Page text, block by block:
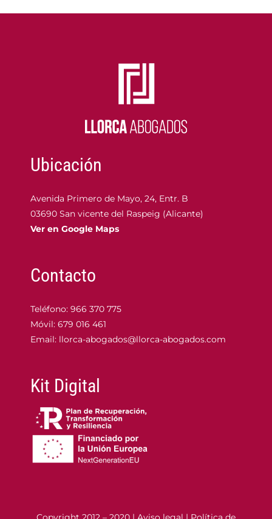
acarrean
Ubicación
Avenida Primero de Mayo, 24, Entr. B
03690 San vicente del Raspeig (Alicante)
Ver en Google Maps
Contacto
Teléfono:966 370 775
Móvil: 679 016 461
Email: llorca-abogados@llorca-abogados.com
Kit Digital